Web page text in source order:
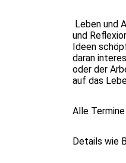
Leben und
und
Ideen
daran
oder der
auf das
Alle Termine
Details wie